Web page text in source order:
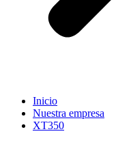
Inicio
Nuestra empresa
XT350